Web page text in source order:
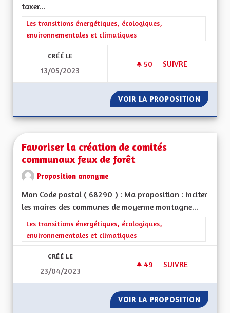
taxer...
Filtrer les résultats de la catégorie : Les transitions
Les transitions énergétiques, écologiques,
environnementales et climatiques
CRÉÉ LE
13/05/2023
50 50 ABONNÉS
SUIVRE
VOIR LA PROPOSITION FAIRE
Favoriser la création de comités
communaux feux de forêt
Proposition anonyme
Mon Code postal ( 68290 ) : Ma proposition : inciter
les maires des communes de moyenne montagne...
Filtrer les résultats de la catégorie : Les transitions
Les transitions énergétiques, écologiques,
environnementales et climatiques
CRÉÉ LE
23/04/2023
49 49 ABONNÉS
SUIVRE
VOIR LA PROPOSITION